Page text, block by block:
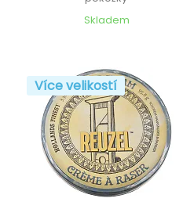
Skladem
Více velikostí